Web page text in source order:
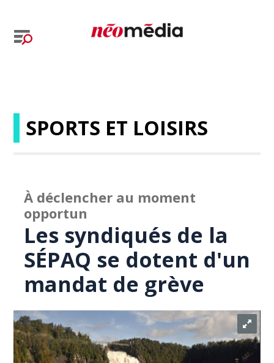
SPORTS ET LOISIRS
À déclencher au moment
opportun
Les syndiqués de la
SÉPAQ se dotent d'un
mandat de grève